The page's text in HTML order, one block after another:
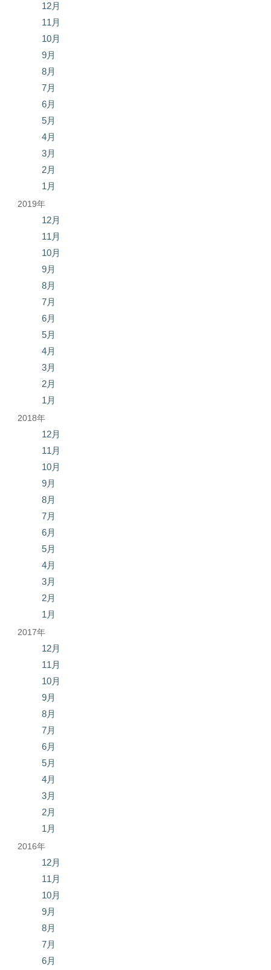
12月
11月
10月
9月
8月
7月
6月
5月
4月
3月
2月
1月
2019年
12月
11月
10月
9月
8月
7月
6月
5月
4月
3月
2月
1月
2018年
12月
11月
10月
9月
8月
7月
6月
5月
4月
3月
2月
1月
2017年
12月
11月
10月
9月
8月
7月
6月
5月
4月
3月
2月
1月
2016年
12月
11月
10月
9月
8月
7月
6月